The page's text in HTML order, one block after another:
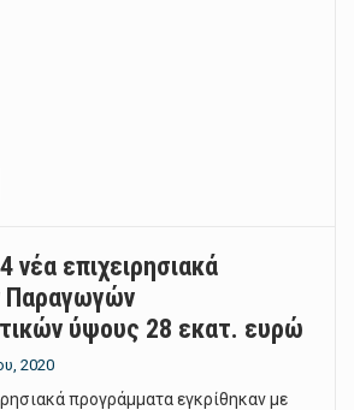
νέα επιχειρησιακά
ύψους 28 εκατ. ευρώ
2020
προγράμματα εγκρίθηκαν με